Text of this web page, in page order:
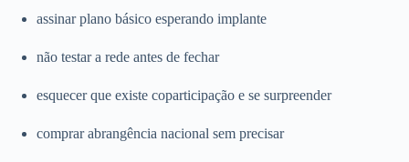
assinar plano básico esperando implante
não testar a rede antes de fechar
esquecer que existe coparticipação e se surpreender
comprar abrangência nacional sem precisar